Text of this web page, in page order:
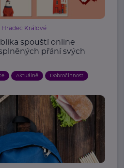
Králové
spouští online
přání svých
Aktuálně Dobročinnost